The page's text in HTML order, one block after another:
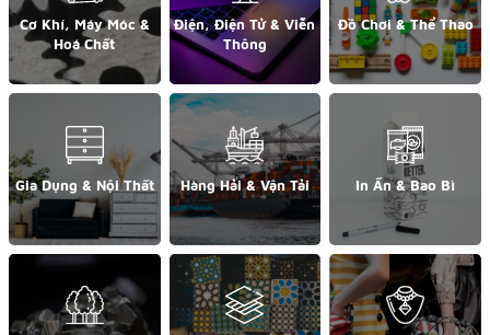
Cơ Khí, Máy Móc &
Hoá Chất
Điện, Điện Tử & Viễn
Thông
Đồ Chơi & Thể Thao
Gia Dụng & Nội Thất Hàng Hải & Vận Tải In Ấn & Bao Bì